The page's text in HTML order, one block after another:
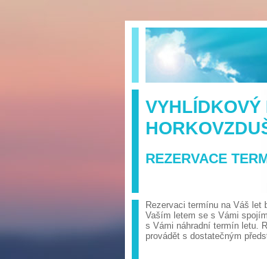
VYHLÍDKOVÝ
REZERVACE
Rezervaci termínu na Váš let
Vaším letem se s Vámi
s Vámi náhradní termín letu.
provádět s dostatečným